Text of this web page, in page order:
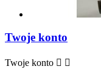
Twoje konto
Twoje konto  